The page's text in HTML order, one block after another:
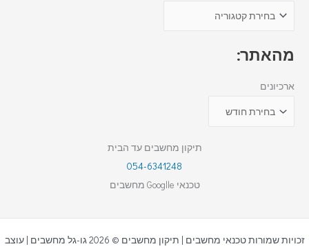
מהאתר:
ארכיונים
תיקון מחשבים עד הבית
054-6341248
טכנאי Googlle מחשבים
זכויות שמורות טכנאי מחשבים | תיקון מחשבים © 2026 גו-גל מחשבים | עוצב